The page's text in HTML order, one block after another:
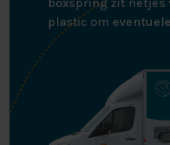
plastic om